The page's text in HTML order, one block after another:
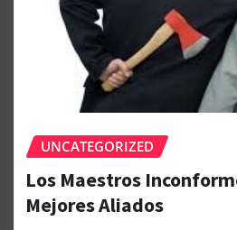
UNCATEGORIZED
Los Maestros
Mejores Aliados